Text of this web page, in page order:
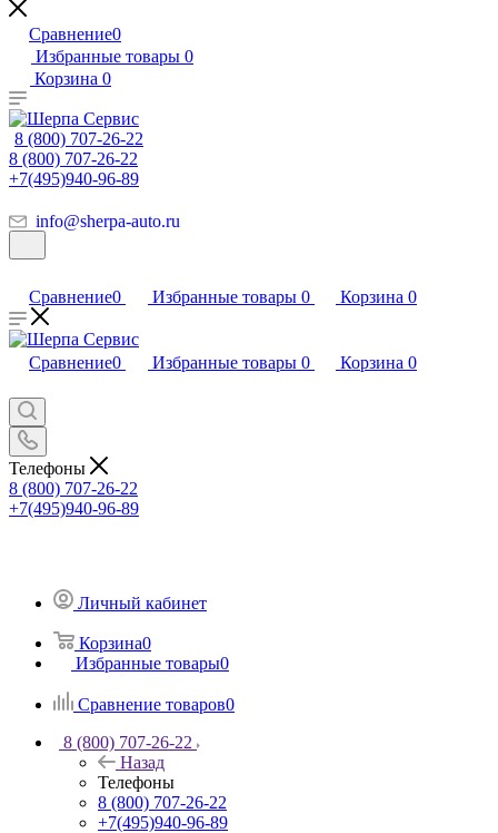
Сравнение0
Избранные товары 0
Корзина 0
8 (800) 707-26-22
8 (800) 707-26-22
+7(495)940-96-89
info@sherpa-auto.ru
Сравнение0 Избранные товары 0 Корзина 0
Сравнение0 Избранные товары 0 Корзина 0
Телефоны
8 (800) 707-26-22
+7(495)940-96-89
Личный кабинет
Корзина0
Избранные товары0
Сравнение товаров0
8 (800) 707-26-22
Назад
Телефоны
8 (800) 707-26-22
+7(495)940-96-89